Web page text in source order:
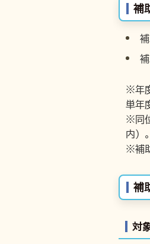
補
※年
単年
※同
内）
※補
補
対